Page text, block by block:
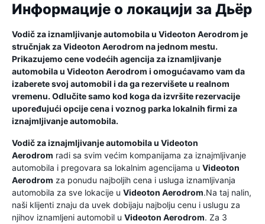
Информације о локацији за Дьёр
Vodič za iznamljivanje automobila u Videoton Aerodrom je
stručnjak zaVideoton Aerodrom na jednom mestu.
Prikazujemo cene vodećih agencija za iznamljivanje
automobila u Videoton Aerodrom i omogućavamo vam da
izaberete svoj automobil i da ga rezervišete u realnom
vremenu. Odlučite samo kod koga da izvršite rezervacije
upoređujući opcije cena i voznog parka lokalnih firmi za
iznajmljivanje automobila.
Vodič za iznajmljivanje automobila u Videoton
Aerodrom radi sa svim većim kompanijama za iznajmljivanje
automobila i pregovara sa lokalnim agencijama u Videoton
Aerodrom za ponudu najboljih cena i usluga iznamljivanja
automobila za sve lokacije u Videoton Aerodrom.Na taj nalin,
naši klijenti znaju da uvek dobijaju najbolju cenu i uslugu za
njihov iznamljeni automobil u Videoton Aerodrom. Za 3